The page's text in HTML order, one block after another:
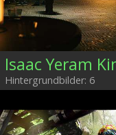
Hintergrundbilder: 6